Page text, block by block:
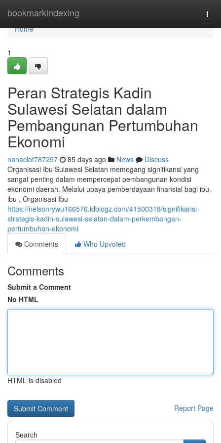
bookmarkindexing
Home
Home
1
Peran Strategis Kadin
Sulawesi Selatan dalam
Pembangunan Pertumbuhan
Ekonomi
nanaclof787297 85 days ago News
Discuss
Organisasi Ibu Sulawesi Selatan memegang signifikansi yang
sangat penting dalam mempercepat pembangunan kondisi
ekonomi daerah. Melalui upaya pemberdayaan finansial bagi ibu-
ibu , Organisasi Ibu
https://nelsonrywu166576.idblogz.com/41500318/signifikansi-
strategis-kadin-sulawesi-selatan-dalam-perkembangan-
pertumbuhan-ekonomi
Comments
Who Upvoted
Comments
Submit a Comment
No HTML
HTML is disabled
Report Page
Search